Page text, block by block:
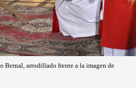
Bernal, arrodillado frente a la imagen de